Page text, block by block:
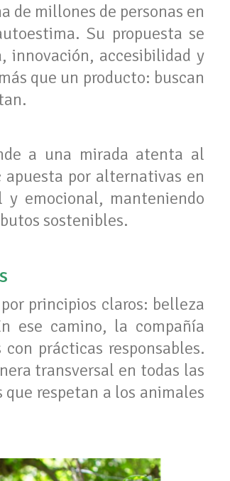
de millones de personas en
Su propuesta se
innovación, accesibilidad y
que un producto: buscan
a una mirada atenta al
apuesta por alternativas en
y emocional, manteniendo
sostenibles.
principios claros: belleza
ese camino, la compañía
prácticas responsables.
transversal en todas las
respetan a los animales